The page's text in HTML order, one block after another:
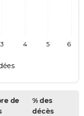
3 4 5 6
de
% des
décès